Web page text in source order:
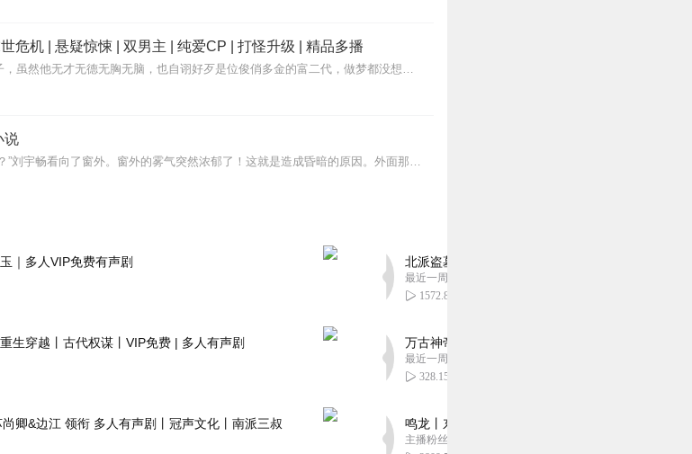
危机 | 悬疑惊悚 | 双男主 | 纯爱CP | 打怪升级 | 精品多播
内容简介风轻羽潇洒肆意的小半辈子，虽然他无才无德无胸无脑，也自诩好歹是位俊俏多金的富二代，做梦都没想到一夜之间就落魄到被异变怪物满街追杀的地步！！夭寿啦，这个...
说
世界突然昏暗了起来。“怎么回事儿？”刘宇畅看向了窗外。窗外的雾气突然浓郁了！这就是造成昏暗的原因。外面那粉红色的雾气从早...
｜多人VIP免费有声剧
生穿越丨古代权谋丨VIP免费 | 多人有声剧
卿&边江 领衔 多人有声剧丨冠声文化丨南派三叔
北派盗墓笔记丨头陀渊出品丨悬疑灵异丨摸金校尉
最近一周更新
1572.88万
万古神帝丨玄幻丨热血丨紫襟团队演播丨多人有声
最近一周更新
328.15万
鸣龙丨东方玄幻丨紫襟团队丨轻松搞笑丨多人有声
主播粉丝2836万